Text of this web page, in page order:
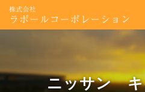
ニッサン キ